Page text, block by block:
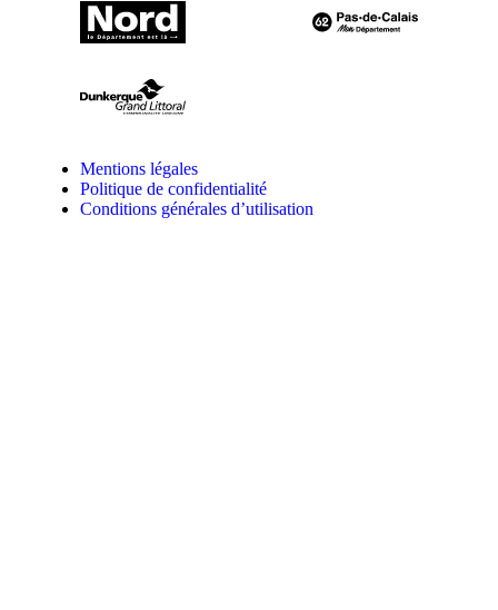
Mentions légales
Politique de confidentialité
Conditions générales d’utilisation